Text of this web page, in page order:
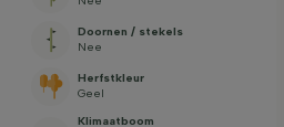
Doornen / stekels
Nee
Herfstkleur
Geel
Klimaatboom